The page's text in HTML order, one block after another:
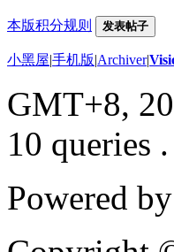
本版积分规则 发表帖子
小黑屋|手机版|Archiver|
GMT+8,
10 queries .
Powered by